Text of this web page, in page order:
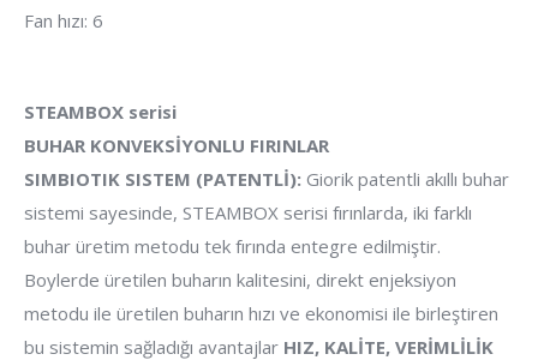
Fan hızı: 6
STEAMBOX serisi
BUHAR KONVEKSİYONLU FIRINLAR
SIMBIOTIK SISTEM (PATENTLİ): Giorik patentli akıllı buhar
sistemi sayesinde, STEAMBOX serisi fırınlarda, iki farklı
buhar üretim metodu tek fırında entegre edilmiştir.
Boylerde üretilen buharın kalitesini, direkt enjeksiyon
metodu ile üretilen buharın hızı ve ekonomisi ile birleştiren
bu sistemin sağladığı avantajlar HIZ, KALİTE, VERİMLİLİK